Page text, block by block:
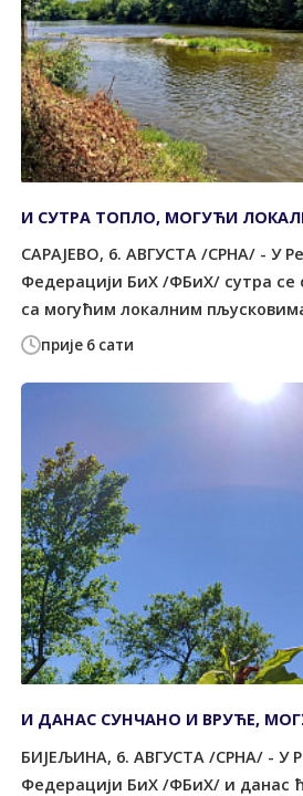
прије 6 сати
И СУТРА ТОПЛО, МОГУЋИ
САРАЈЕВО, 6. АВГУСТА /СРНА/ - У
Федерацији БиХ /ФБиХ/ сутра се
са могућим локалним
И ДАНАС СУНЧАНО И ВРУЋЕ,
БИЈЕЉИНА, 6. АВГУСТА /СРНА/ - У
Федерацији БиХ /ФБиХ/ и данас